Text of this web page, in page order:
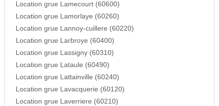
Location grue Lamecourt (60600)
Location grue Lamorlaye (60260)
Location grue Lannoy-cuillere (60220)
Location grue Larbroye (60400)
Location grue Lassigny (60310)
Location grue Lataule (60490)
Location grue Lattainville (60240)
Location grue Lavacquerie (60120)
Location grue Laverriere (60210)